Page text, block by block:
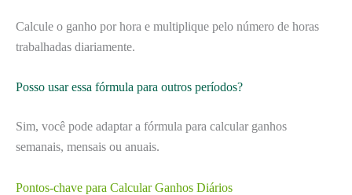
Calcule o ganho por hora e multiplique pelo número de horas
trabalhadas diariamente.
Posso usar essa fórmula para outros períodos?
Sim, você pode adaptar a fórmula para calcular ganhos
semanais, mensais ou anuais.
Pontos-chave para Calcular Ganhos Diários